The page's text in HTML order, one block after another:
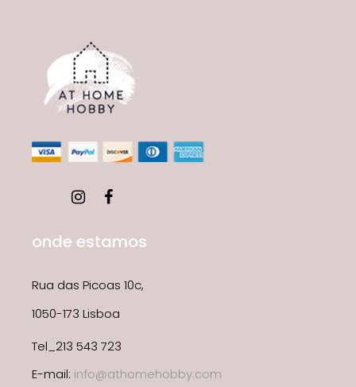
onde estamos
Rua das Picoas 10c,
1050-173 Lisboa
Tel_213 543 723
E-mail: info@athomehobby.com